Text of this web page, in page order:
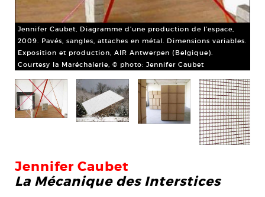
Jennifer Caubet, Diagramme d’une production de l’espace,
2009. Pavés, sangles, attaches en métal. Dimensions variables.
Exposition et production, AIR Antwerpen (Belgique).
Courtesy la Maréchalerie, © photo: Jennifer Caubet
Jennifer Caubet
La Mécanique des Interstices